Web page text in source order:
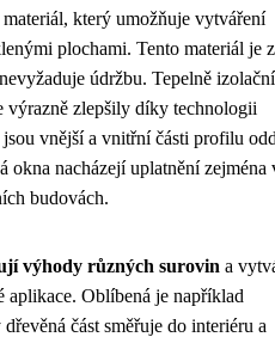
který umožňuje vytváření
plochami. Tento materiál je
údržbu. Tepelně izolační
zlepšily díky technologii
vnější a vnitřní části profilu
nacházejí uplatnění zejména
budovách.
výhody různých surovin a
aplikace. Oblíbená je například
část směřuje do interiéru a